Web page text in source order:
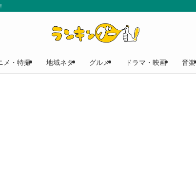
メ・特撮 地域ネタ グルメ ドラマ・映画 音楽